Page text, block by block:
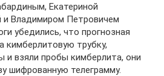
Екатериной
и Владимиром Петровичем
убедились, что прогнозная
кимберлитовую трубку,
и взяли пробы кимберлита, они
шифрованную телеграмму.